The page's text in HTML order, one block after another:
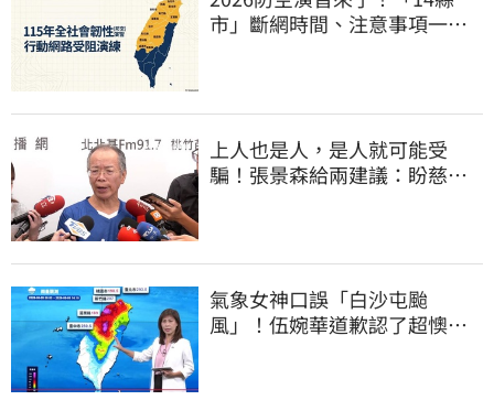
市」斷網時間、注意事項一次
上人也是人，是人就可能受
騙！張景森給兩建議：盼慈濟
氣象女神口誤「白沙屯颱
風」！伍婉華道歉認了超懊